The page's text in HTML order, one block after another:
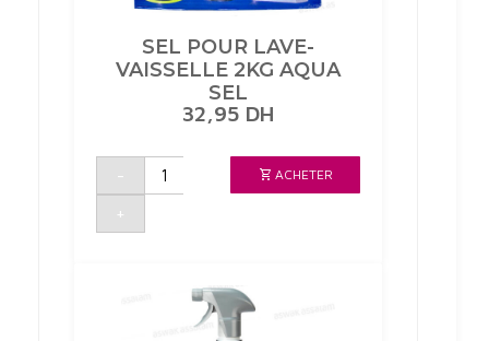
SEL POUR LAVE-
VAISSELLE 2KG AQUA
SEL
32,95 DH
-
quantité
SEL
VAISSELLE
+
ACHETER